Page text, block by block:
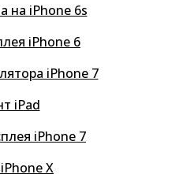
iPad
iPhone 7
iPhone 6
X
на iPhone 6s
iPhone 7